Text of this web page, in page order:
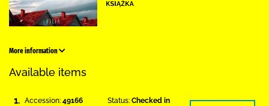
More information
Available items
1. Accession: 49166
Status: Checked in